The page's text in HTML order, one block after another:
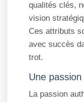
qualités clés,
vision
Ces attributs
avec succès
trot.
Une
La passion